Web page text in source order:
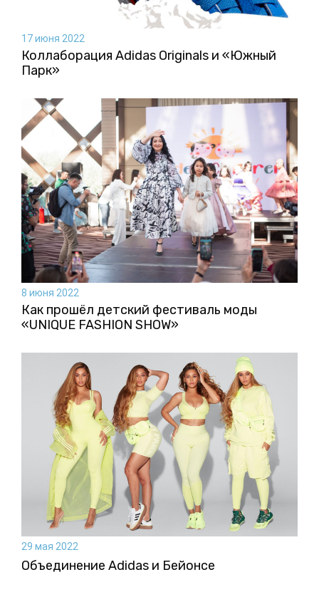
17 июня 2022
Коллаборация Аdidas Originals и «Южный
Парк»
8 июня 2022
Как прошёл детский фестиваль моды
«UNIQUE FASHION SHOW»
29 мая 2022
Объединение Adidas и Бейонсе